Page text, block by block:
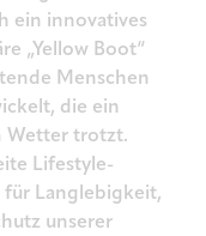
ein innovatives
„Yellow Boot“
Menschen
die ein
Wetter trotzt.
Lifestyle-
für Langlebigkeit,
unserer